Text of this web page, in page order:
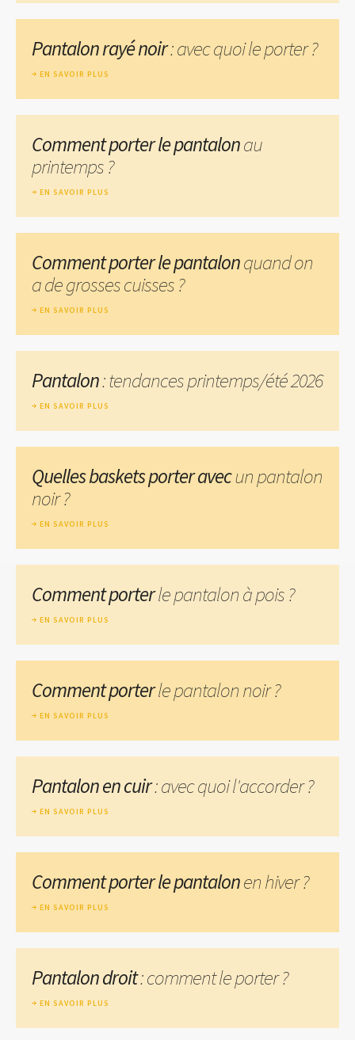
Pantalon rayé noir: avec quoi le porter ?
EN SAVOIR PLUS
Comment porter le pantalonau
printemps ?
EN SAVOIR PLUS
Comment porter le pantalonquand on
a de grosses cuisses ?
EN SAVOIR PLUS
Pantalon: tendances printemps/été 2026
EN SAVOIR PLUS
Quelles baskets porter avecun pantalon
noir ?
EN SAVOIR PLUS
Comment porterle pantalon à pois ?
EN SAVOIR PLUS
Comment porterle pantalon noir ?
EN SAVOIR PLUS
Pantalon en cuir: avec quoi l'accorder ?
EN SAVOIR PLUS
Comment porter le pantalonen hiver ?
EN SAVOIR PLUS
Pantalon droit: comment le porter ?
EN SAVOIR PLUS